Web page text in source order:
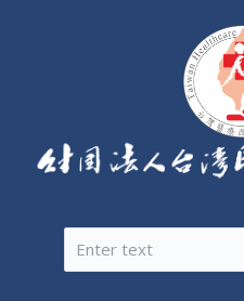
搜尋表單
搜尋